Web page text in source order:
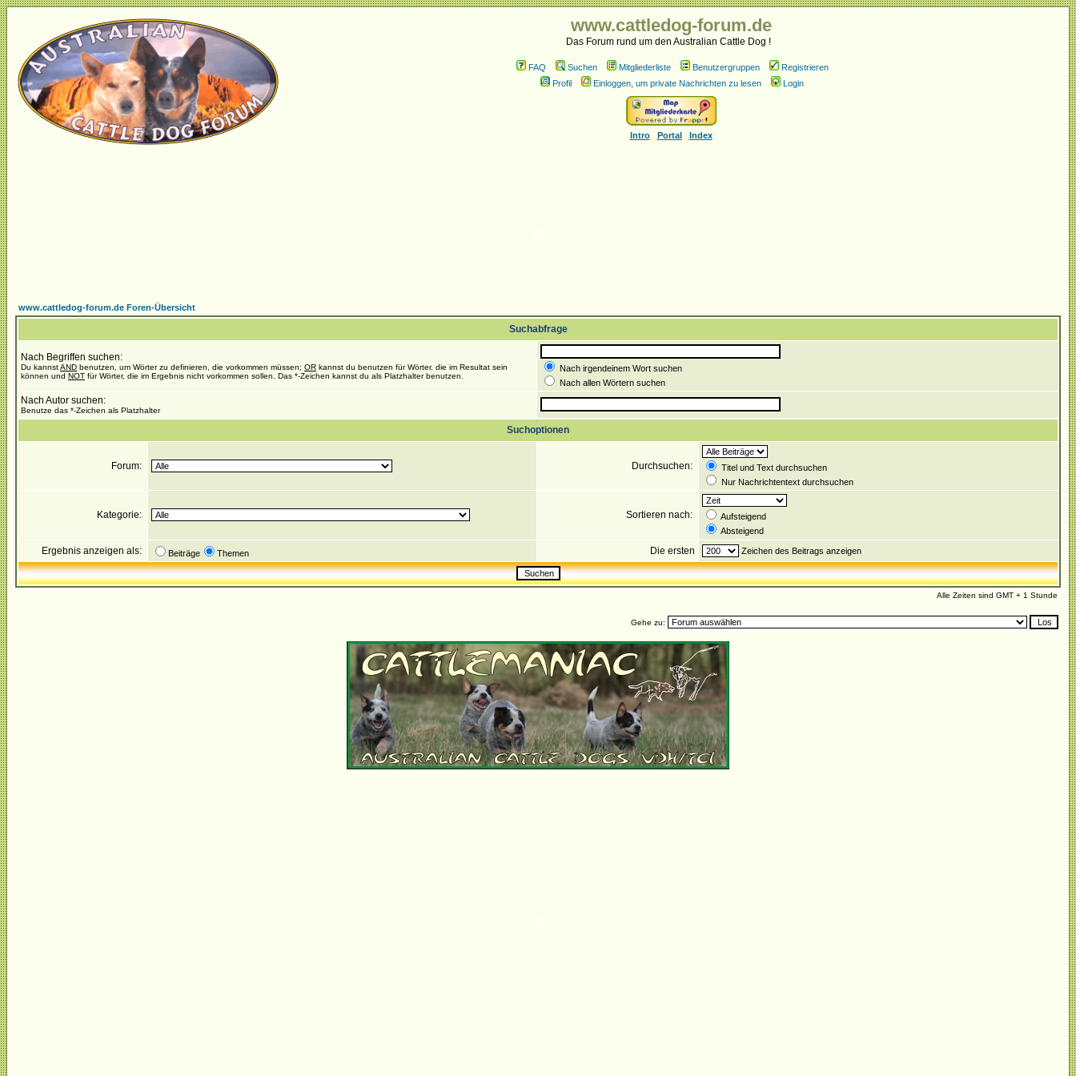
www.cattledog-forum.de
Das Forum rund um den Australian Cattle Dog !
FAQ Suchen Mitgliederliste Benutzergruppen
Registrieren
Profil
Einloggen, um private Nachrichten zu lesen Login
Intro Portal Index
www.cattledog-forum.de Foren-Übersicht
Suchabfrage
Nach Begriffen suchen:
Du kannstAND benutzen, um Wörter zu definieren, die vorkommen müssen; OR kannst du benutzen für Wörter, die im Resultat sein
können und NOT für Wörter, die im Ergebnis nicht vorkommen sollen. Das *-Zeichen kannst du als Platzhalter benutzen.
Nach irgendeinem Wort suchen
Nach allen Wörtern suchen
Nach Autor suchen:
Benutze das *-Zeichen als Platzhalter
Suchoptionen
Forum: Durchsuchen:
Titel und Text durchsuchen
Nur Nachrichtentext durchsuchen
Kategorie: Sortieren nach:
Aufsteigend
Absteigend
Ergebnis anzeigen als: Beiträge Themen Die ersten Zeichen des Beitrags anzeigen
Alle Zeiten sind GMT + 1 Stunde
Gehe zu: